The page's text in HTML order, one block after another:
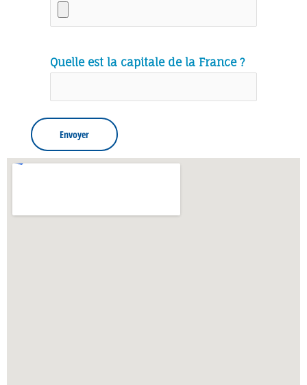
Quelle est la capitale de la France ?